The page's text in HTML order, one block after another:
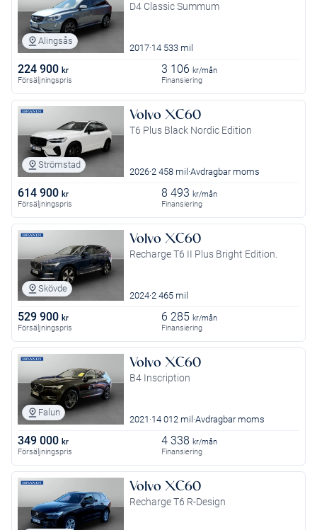
Alingsås
D4 Classic Summum
2017 14 533 mil
224 900 kr
Försäljningspris
3 106 kr/mån
Finansiering
Strömstad
Volvo XC60
T6 Plus Black Nordic Edition
2026 2 458 mil Avdragbar moms
614 900 kr
Försäljningspris
8 493 kr/mån
Finansiering
Skövde
Volvo XC60
Recharge T6 II Plus Bright Edition.
2024 2 465 mil
529 900 kr
Försäljningspris
6 285 kr/mån
Finansiering
Falun
Volvo XC60
B4 Inscription
2021 14 012 mil Avdragbar moms
349 000 kr
Försäljningspris
4 338 kr/mån
Finansiering
Volvo XC60
Recharge T6 R-Design